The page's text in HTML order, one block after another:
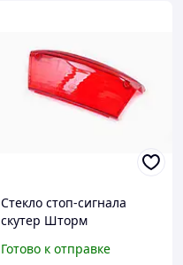
Стекло стоп-сигнала
скутер Шторм
Готово к отправке